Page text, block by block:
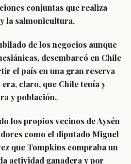
conjuntas que realiza
la salmonicultura.
de los negocios aunque
desembarcó en Chile
el país en una gran reserva
claro, que Chile tenía y
y población.
los propios vecinos de Aysén
como el diputado Miguel
que Tompkins compraba un
actividad ganadera y por